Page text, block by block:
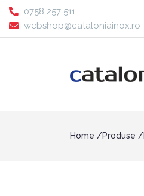
0758 257 511
webshop@cataloniainox.ro
Home Produse